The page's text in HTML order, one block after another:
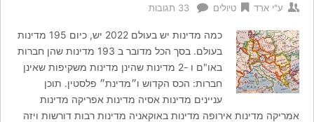
ע"י ארד טיולים 33 תגובות
כמה מדינות יש בעולם 2022 יש, כיום 195 מדינות
בעולם. בסך הכל מדובר ב 193 מדינות שהן חברות
באו"ם ו -2 מדינות שהינן מדינות משקיפות שאינן
חברות: הכס הקדוש ו״מדינת״ פלסטין. תוכן
עניינים מדינות אסיה מדינות אפריקה מדינות
אמריקה מדינות אירופה מדינות באוקאניה מדינות רבות דורשות ויזה